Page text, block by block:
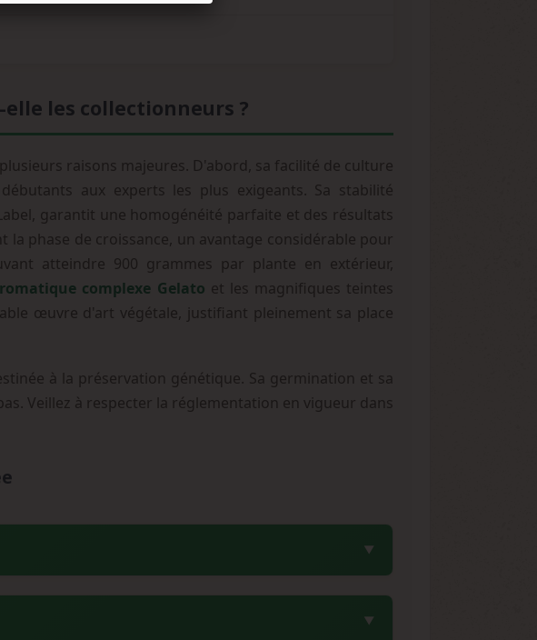
les collectionneurs ?
raisons majeures. D'abord, sa facilité de culture
aux experts les plus exigeants. Sa stabilité
garantit une homogénéité parfaite et des résultats
phase de croissance, un avantage considérable pour
atteindre 900 grammes par plante en extérieur,
complexe Gelato et les magnifiques teintes
œuvre d'art végétale, justifiant pleinement sa place
à la préservation génétique. Sa germination et sa
Veillez à respecter la réglementation en vigueur dans
une variété plus stable et homogène. Cette version